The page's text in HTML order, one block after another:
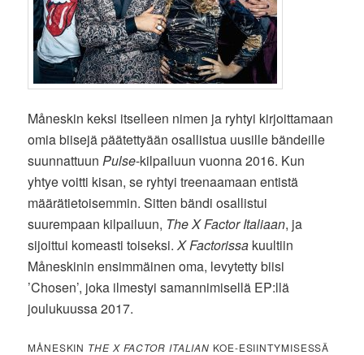
Måneskin keksi itselleen nimen ja ryhtyi kirjoittamaan
omia biisejä päätettyään osallistua uusille bändeille
suunnattuun Pulse-kilpailuun vuonna 2016. Kun
yhtye voitti kisan, se ryhtyi treenaamaan entistä
määrätietoisemmin. Sitten bändi osallistui
suurempaan kilpailuun, The X Factor Italiaan, ja
sijoittui komeasti toiseksi.X Factorissa kuultiin
Måneskinin ensimmäinen oma, levytetty biisi
’Chosen’, joka ilmestyi samannimisellä EP:llä
joulukuussa 2017.
MÅNESKIN THE X FACTOR ITALIAN KOE-ESIINTYMISESSÄ